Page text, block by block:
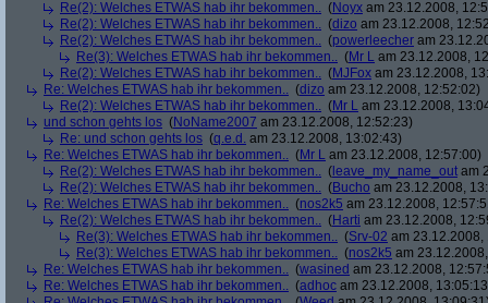
Re(2): Welches ETWAS hab ihr bekommen.. (Noyx am 23.12.2008,
Re(2): Welches ETWAS hab ihr bekommen.. (dizo am 23.12.2008,
Re(2): Welches ETWAS hab ihr bekommen.. (powerleecher am
Re(3): Welches ETWAS hab ihr bekommen.. (Mr L am 23.12.2008,
Re(2): Welches ETWAS hab ihr bekommen.. (MJFox am 23.12.2008,
Re: Welches ETWAS hab ihr bekommen.. (dizo am 23.12.2008, 12:52:02)
Re(2): Welches ETWAS hab ihr bekommen.. (Mr L am 23.12.2008,
und schon gehts los (NoName2007 am 23.12.2008, 12:52:23)
Re: und schon gehts los (q.e.d. am 23.12.2008, 13:02:43)
Re: Welches ETWAS hab ihr bekommen.. (Mr L am 23.12.2008, 12:57:00)
Re(2): Welches ETWAS hab ihr bekommen.. ( leave_my_name_out am
Re(2): Welches ETWAS hab ihr bekommen.. (Bucho am 23.12.2008,
Re: Welches ETWAS hab ihr bekommen.. (nos2k5 am 23.12.2008,
Re(2): Welches ETWAS hab ihr bekommen.. (Harti am 23.12.2008,
Re(3): Welches ETWAS hab ihr bekommen.. (Srv-02 am 23.12.2008,
Re(3): Welches ETWAS hab ihr bekommen.. (nos2k5 am
Re: Welches ETWAS hab ihr bekommen.. (wasined am 23.12.2008,
Re: Welches ETWAS hab ihr bekommen.. (adhoc am 23.12.2008,